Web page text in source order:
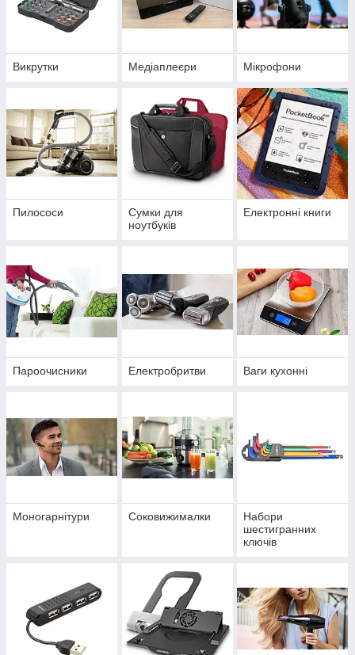
Викрутки Медіаплеєри Мікрофони
Пилососи
Сумки для
ноутбуків
Електронні книги
Пароочисники Електробритви Ваги кухонні
Моногарнітури Соковижималки
Набори
шестигранних
ключів